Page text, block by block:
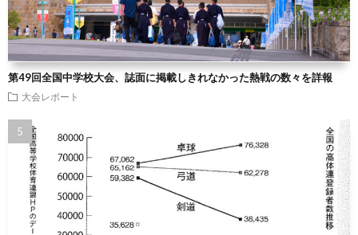
第49回全国中学校大会、誌面に掲載しきれなかった熱戦の数々を詳報
大会レポート